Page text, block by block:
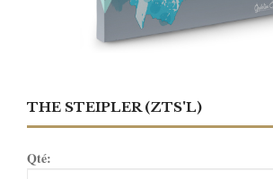
THE STEIPLER (ZTS'L)
Qté: